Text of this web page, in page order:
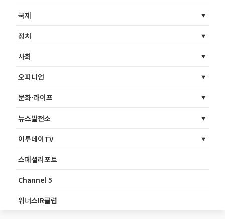
국제
정치
사회
오피니언
문화·라이프
뉴스발전소
이투데이TV
스페셜리포트
Channel 5
위너스IR클럽